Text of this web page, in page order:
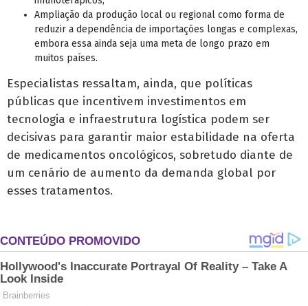
Ampliação da produção local ou regional como forma de
reduzir a dependência de importações longas e complexas,
embora essa ainda seja uma meta de longo prazo em
muitos países.
Especialistas ressaltam, ainda, que políticas
públicas que incentivem investimentos em
tecnologia e infraestrutura logística podem ser
decisivas para garantir maior estabilidade na oferta
de medicamentos oncológicos, sobretudo diante de
um cenário de aumento da demanda global por
esses tratamentos.